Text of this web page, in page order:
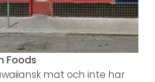
Foods
mat och inte har